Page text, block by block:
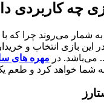
چه کاربردی
به شمار می‌روند چرا
می‌باشد. در مهره های